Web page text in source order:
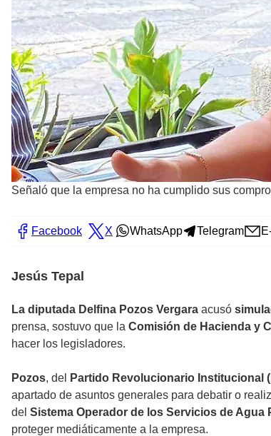
Señaló que la empresa no ha cumplido sus
Facebook X WhatsApp Telegram
Jesús Tepal
La diputada Delfina Pozos Vergara acusó
prensa, sostuvo que la Comisión de Hacienda y
hacer los legisladores.
Pozos, del Partido Revolucionario Institucional
apartado de asuntos generales para debatir o
del Sistema Operador de los Servicios de
proteger mediáticamente a la empresa.